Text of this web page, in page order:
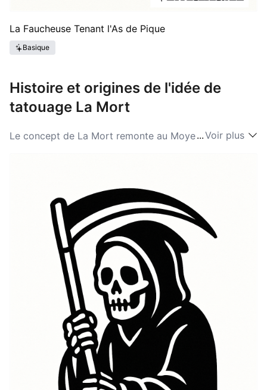
La Faucheuse Tenant l'As de Pique
Basique
Histoire et origines de l'idée de
tatouage La Mort
Le concept de La Mort remonte au Moyen Âge,
personnifier la mort, souvent représentée comme une
figure en robe brandissant une faux, reconnue
aujourd'hui comme des idées de La Mort. Cette
représentation n'était pas destinée à susciter la peur
mais plutôt à servir de rappel de la fragilité de la vie.
Au fil des siècles, les idées de La Mort ont évolué en
un symbole trouvé dans diverses cultures. Différentes
interprétations émergent, mais la représentation
centrale demeure, s'entrelacant avec des thèmes de
mortalité, de vie après la mort, et des mystères de
l'existence. Cette évolution historique souligne la
signification culturelle de La Mort à travers différentes
époques, solidifiant son statut dans le domaine des
tatouages significatifs.
...Voir plus